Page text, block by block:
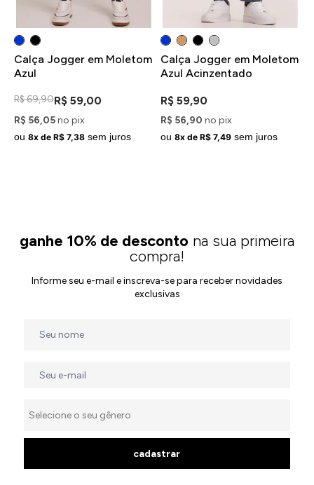
Calça Jogger em Moletom
Azul
R$ 69,90R$ 59,00
R$ 56,05no pix
ou 8x de R$ 7,38 sem juros
Calça Jogger em Moletom
Azul Acinzentado
R$ 59,90
R$ 56,90 no pix
ou 8x de R$ 7,49 sem juros
ganhe 10% de desconto na sua primeira
compra!
Informe seu e-mail e inscreva-se para receber novidades
exclusivas
cadastrar